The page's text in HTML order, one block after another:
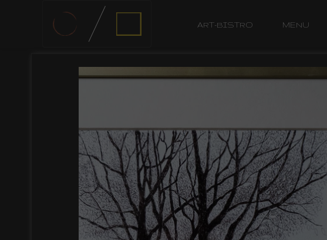
ART-BISTRO MENU